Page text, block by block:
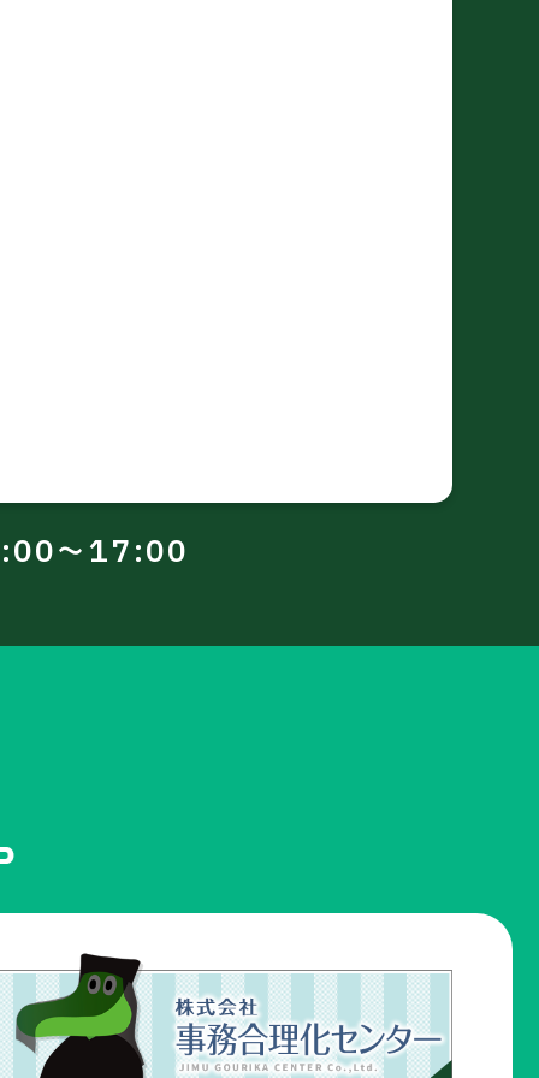
～17:00